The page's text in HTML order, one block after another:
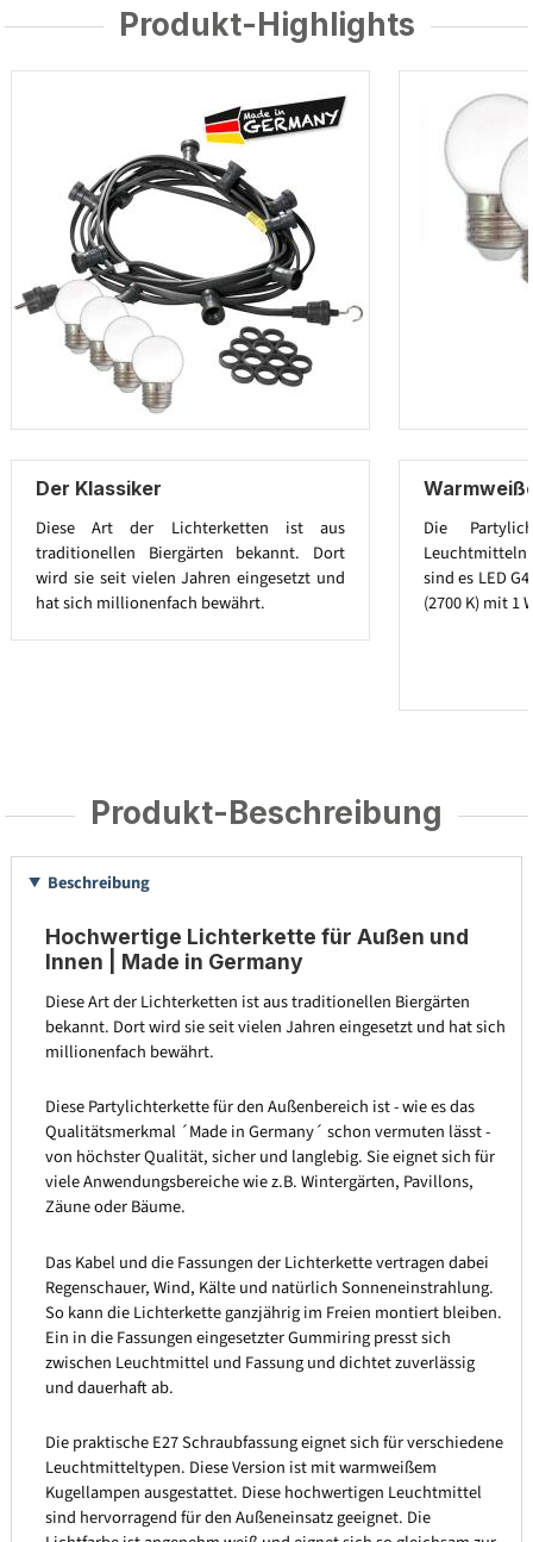
Produkt-Highlights
Der Klassiker
Diese Art der Lichterketten ist aus
traditionellen Biergärten bekannt. Dort
wird sie seit vielen Jahren eingesetzt und
hat sich millionenfach bewährt.
Die
Leuchtmitteln
sind es LED
(2700 K) mit 1
Produkt-Beschreibung
Beschreibung
Hochwertige Lichterkette für Außen und
Innen | Made in Germany
Diese Art der Lichterketten ist aus traditionellen Biergärten
bekannt. Dort wird sie seit vielen Jahren eingesetzt und hat sich
millionenfach bewährt.
Diese Partylichterkette für den Außenbereich ist - wie es das
Qualitätsmerkmal ´Made in Germany´ schon vermuten lässt -
von höchster Qualität, sicher und langlebig. Sie eignet sich für
viele Anwendungsbereiche wie z.B. Wintergärten, Pavillons,
Zäune oder Bäume.
Das Kabel und die Fassungen der Lichterkette vertragen dabei
Regenschauer, Wind, Kälte und natürlich Sonneneinstrahlung.
So kann die Lichterkette ganzjährig im Freien montiert bleiben.
Ein in die Fassungen eingesetzter Gummiring presst sich
zwischen Leuchtmittel und Fassung und dichtet zuverlässig
und dauerhaft ab.
Die praktische E27 Schraubfassung eignet sich für verschiedene
Leuchtmitteltypen. Diese Version ist mit warmweißem
Kugellampen ausgestattet. Diese hochwertigen Leuchtmittel
sind hervorragend für den Außeneinsatz geeignet. Die